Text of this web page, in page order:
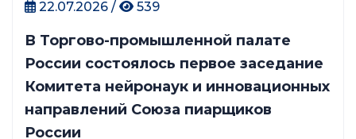
22.07.2026 / 539
В Торгово-промышленной палате
России состоялось первое заседание
Комитета нейронаук и инновационных
направлений Союза пиарщиков
России